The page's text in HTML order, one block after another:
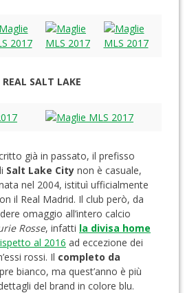
REAL SALT LAKE
già in passato, il prefisso
Salt Lake City non è casuale,
nel 2004, istituì ufficialmente
il Real Madrid. Il club però, da
omaggio all’intero calcio
Rosse, infatti la divisa home
al 2016 ad eccezione dei
rossi. Il completo da
bianco, ma quest’anno è più
del brand in colore blu.